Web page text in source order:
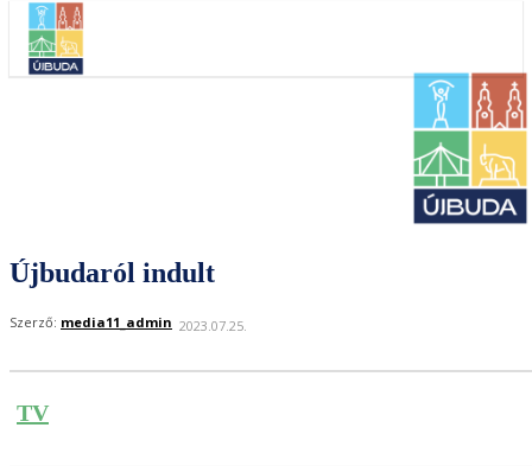
Újbudaról indult
Szerző: media11_admin 2023.07.25.
TV